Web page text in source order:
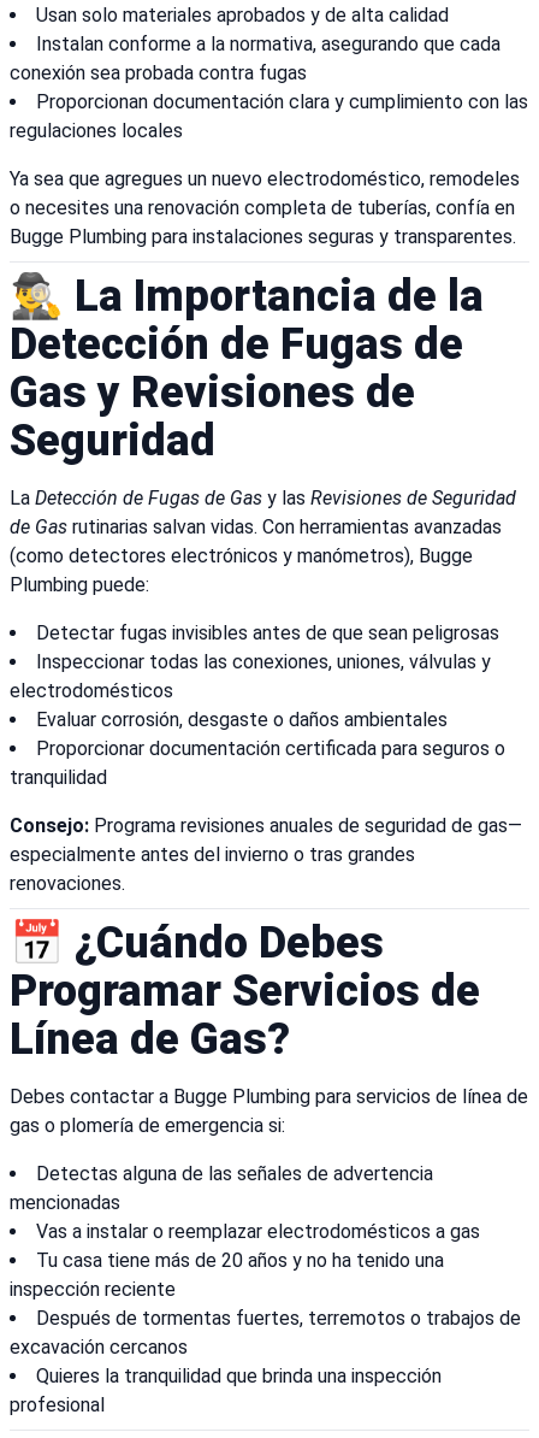
Usan solo materiales aprobados y de alta calidad
Instalan conforme a la normativa, asegurando que cada
conexión sea probada contra fugas
Proporcionan documentación clara y cumplimiento con las
regulaciones locales
Ya sea que agregues un nuevo electrodoméstico, remodeles
o necesites una renovación completa de tuberías, confía en
Bugge Plumbing para instalaciones seguras y transparentes.
🕵️‍♂️ La Importancia de la
Detección de Fugas de
Gas y Revisiones de
Seguridad
La Detección de Fugas de Gas y las Revisiones de Seguridad
de Gas rutinarias salvan vidas. Con herramientas avanzadas
(como detectores electrónicos y manómetros), Bugge
Plumbing puede:
Detectar fugas invisibles antes de que sean peligrosas
Inspeccionar todas las conexiones, uniones, válvulas y
electrodomésticos
Evaluar corrosión, desgaste o daños ambientales
Proporcionar documentación certificada para seguros o
tranquilidad
Consejo: Programa revisiones anuales de seguridad de gas—
especialmente antes del invierno o tras grandes
renovaciones.
📅 ¿Cuándo Debes
Programar Servicios de
Línea de Gas?
Debes contactar a Bugge Plumbing para servicios de línea de
gas o plomería de emergencia si:
Detectas alguna de las señales de advertencia
mencionadas
Vas a instalar o reemplazar electrodomésticos a gas
Tu casa tiene más de 20 años y no ha tenido una
inspección reciente
Después de tormentas fuertes, terremotos o trabajos de
excavación cercanos
Quieres la tranquilidad que brinda una inspección
profesional